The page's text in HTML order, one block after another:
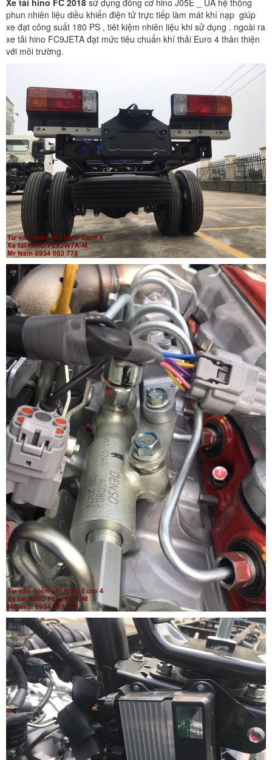
phun nhiên liệu diều khiển điện tử trực tiếp làm mát khí nạp giúp
xe đạt công suất 180 PS , tiêt kiệm nhiên liệu khi sử dụng . ngoài ra
xe tải hino FC9JETA đạt mức tiêu chuẩn khí thải Euro 4 thân thiện
với môi trường.